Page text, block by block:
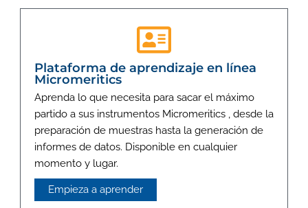
Plataforma de aprendizaje en línea
Micromeritics
Aprenda lo que necesita para sacar el máximo
partido a sus instrumentos Micromeritics , desde la
preparación de muestras hasta la generación de
informes de datos. Disponible en cualquier
momento y lugar.
Empieza a aprender